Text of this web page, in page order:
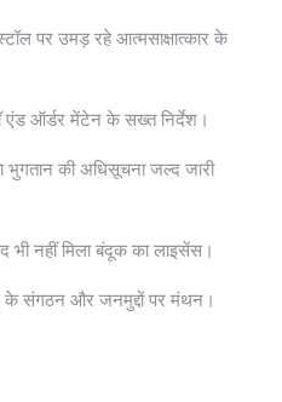
पर उमड़ रहे आत्मसाक्षात्कार के
एंड ऑर्डर मेंटेन के सख्त निर्देश।
की अधिसूचना जल्द जारी
भी नहीं मिला बंदूक का लाइसेंस।
के संगठन और जनमुद्दों पर मंथन।